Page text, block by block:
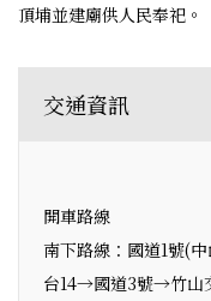
頂埔並建廟供人民奉祀。
交通資訊
開車路線
南下路線：國道1號(
台14→國道3號→竹